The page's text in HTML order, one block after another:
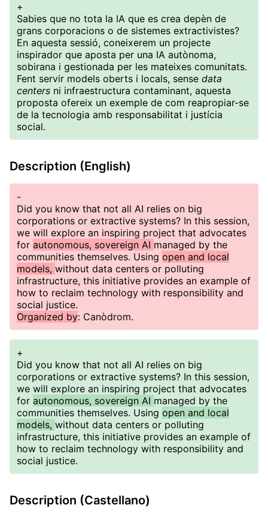
+
Sabies que no tota la IA que es crea depèn de
grans corporacions o de sistemes extractivistes?
En aquesta sessió, coneixerem un projecte
inspirador que aposta per una IA autònoma,
sobirana i gestionada per les mateixes comunitats.
Fent servir models oberts i locals, sense data
centers ni infraestructura contaminant, aquesta
proposta ofereix un exemple de com reapropiar-se
de la tecnologia amb responsabilitat i justícia
social.
Description (English)
-
Did you know that not all AI relies on big
corporations or extractive systems? In this session,
we will explore an inspiring project that advocates
for autonomous, sovereign AI managed by the
communities themselves. Using open and local
models, without data centers or polluting
infrastructure, this initiative provides an example of
how to reclaim technology with responsibility and
social justice.
Organized by: Canòdrom.
+
Did you know that not all AI relies on big
corporations or extractive systems? In this session,
we will explore an inspiring project that advocates
for autonomous, sovereign AI managed by the
communities themselves. Using open and local
models, without data centers or polluting
infrastructure, this initiative provides an example of
how to reclaim technology with responsibility and
social justice.
Description (Castellano)